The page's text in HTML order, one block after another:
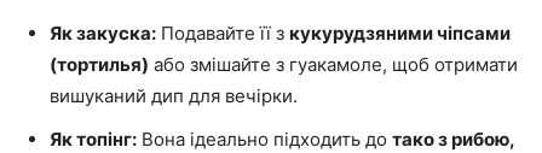
Як закуска: Подавайте її з кукурудзяними чіпсами
(тортилья) або змішайте з гуакамоле, щоб отримати
вишуканий дип для вечірки.
Як топінг: Вона ідеально підходить до тако з рибою,